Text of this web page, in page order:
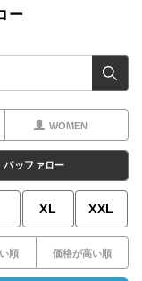
ー
WOMEN
バッファロー
XL XXL
順 価格が高い順